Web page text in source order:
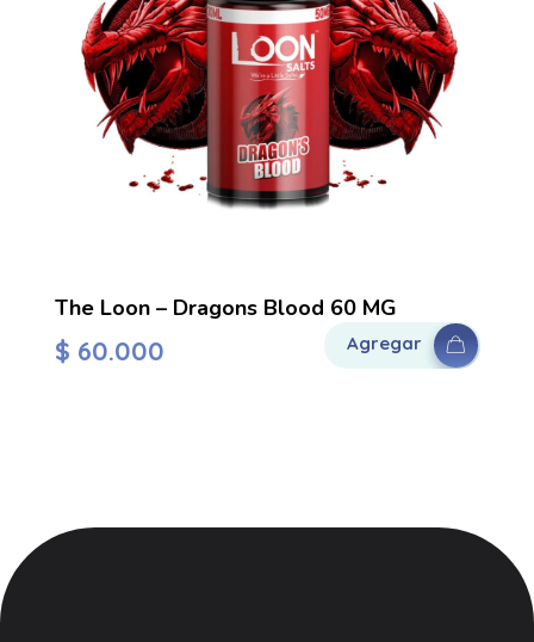
The Loon – Dragons Blood 60 MG
$ 60.000 Agregar